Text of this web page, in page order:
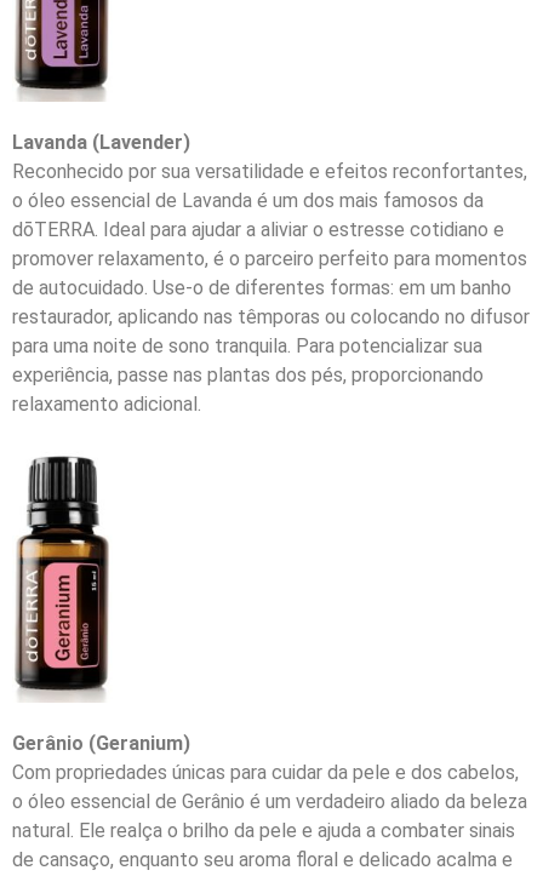
Lavanda (Lavender)
Reconhecido por sua versatilidade e efeitos reconfortantes,
o óleo essencial de Lavanda é um dos mais famosos da
dōTERRA. Ideal para ajudar a aliviar o estresse cotidiano e
promover relaxamento, é o parceiro perfeito para momentos
de autocuidado. Use-o de diferentes formas: em um banho
restaurador, aplicando nas têmporas ou colocando no difusor
para uma noite de sono tranquila. Para potencializar sua
experiência, passe nas plantas dos pés, proporcionando
relaxamento adicional.
Gerânio (Geranium)
Com propriedades únicas para cuidar da pele e dos cabelos,
o óleo essencial de Gerânio é um verdadeiro aliado da beleza
natural. Ele realça o brilho da pele e ajuda a combater sinais
de cansaço, enquanto seu aroma floral e delicado acalma e